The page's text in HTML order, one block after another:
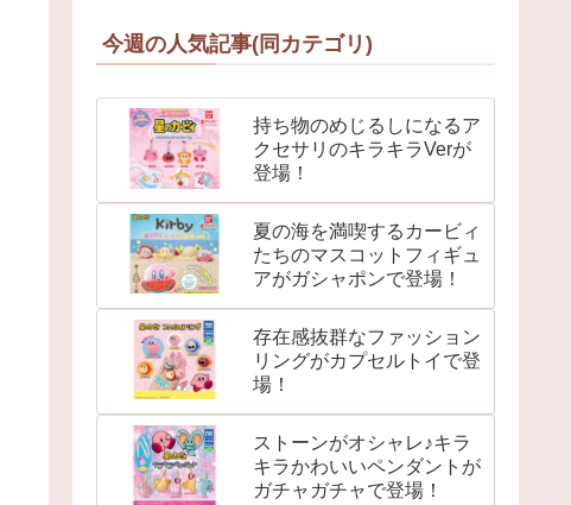
今週の人気記事(同カテゴリ)
持ち物のめじるしになるア
クセサリのキラキラVerが
登場！
夏の海を満喫するカービィ
たちのマスコットフィギュ
アがガシャポンで登場！
存在感抜群なファッション
リングがカプセルトイで登
場！
ストーンがオシャレ♪キラ
キラかわいいペンダントが
ガチャガチャで登場！